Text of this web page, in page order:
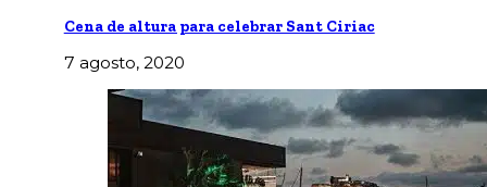
Cena de altura para celebrar Sant Ciriac
7 agosto, 2020